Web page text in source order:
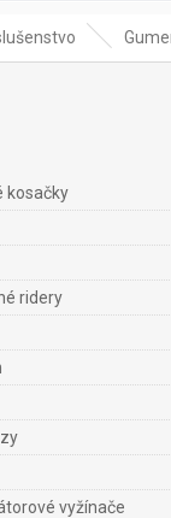
kosačky
ridery
vyžínače